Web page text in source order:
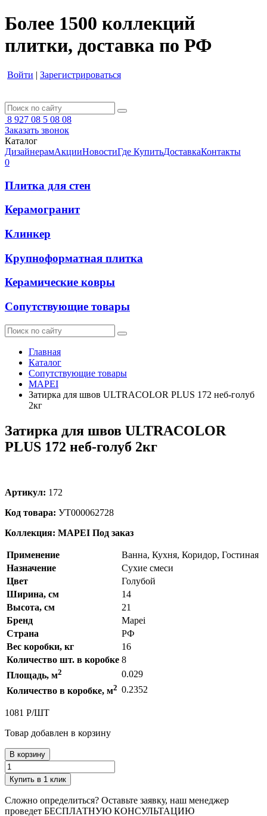
Более 1500 коллекций
плитки, доставка по РФ
Войти | Зарегистрироваться
8 927 08 5 08 08
Заказать звонок
Каталог
ДизайнерамАкцииНовостиГде КупитьДоставкаКонтакты
0
Плитка для стен
Керамогранит
Клинкер
Крупноформатная плитка
Керамические ковры
Сопутствующие товары
Главная
Каталог
Сопутствующие товары
MAPEI
Затирка для швов ULTRACOLOR PLUS 172 неб-голуб
2кг
Затирка для швов ULTRACOLOR
PLUS 172 неб-голуб 2кг
Артикул: 172
Код товара: УТ000062728
Коллекция: MAPEI Под заказ
Применение
Ванна, Кухня, Коридор, Гостиная
Назначение
Сухие смеси
Цвет
Голубой
Ширина, см
14
Высота, см
21
Бренд
Mapei
Страна
РФ
Вес коробки, кг
16
Количество шт. в коробке 8
Площадь, м2
0.029
Количество в коробке, м2 0.2352
1081 Р/ШТ
Товар добавлен в корзину
В корзину
Купить в 1 клик
Сложно определиться? Оставьте заявку, наш менеджер
проведет БЕСПЛАТНУЮ КОНСУЛЬТАЦИЮ